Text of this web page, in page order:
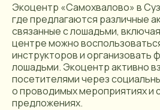
Экоцентр «Самохвалово» в
где предлагаются различные
связанные с лошадьми,
центре можно
инструкторов и организовать
лошадьми. Экоцентр активно
посетителями через
о проводимых мероприятиях и
предложениях.